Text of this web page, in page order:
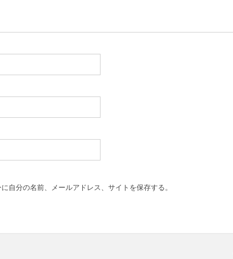
自分の名前、メールアドレス、サイトを保存する。